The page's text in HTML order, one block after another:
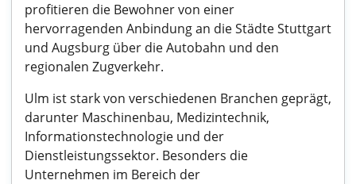
profitieren die Bewohner von einer
hervorragenden Anbindung an die Städte Stuttgart
und Augsburg über die Autobahn und den
regionalen Zugverkehr.
Ulm ist stark von verschiedenen Branchen geprägt,
darunter Maschinenbau, Medizintechnik,
Informationstechnologie und der
Dienstleistungssektor. Besonders die
Unternehmen im Bereich der